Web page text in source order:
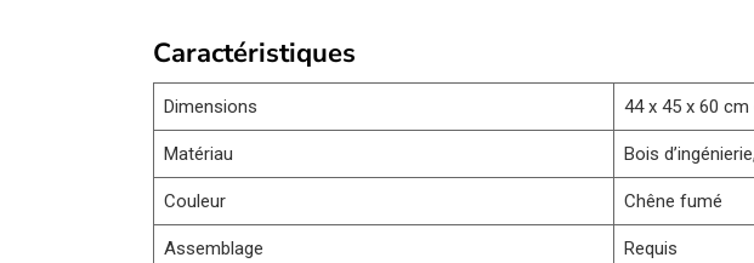
Caractéristiques
Dimensions 44 x 45 x 60 cm
Matériau Bois
Couleur Chêne fumé
Assemblage Requis